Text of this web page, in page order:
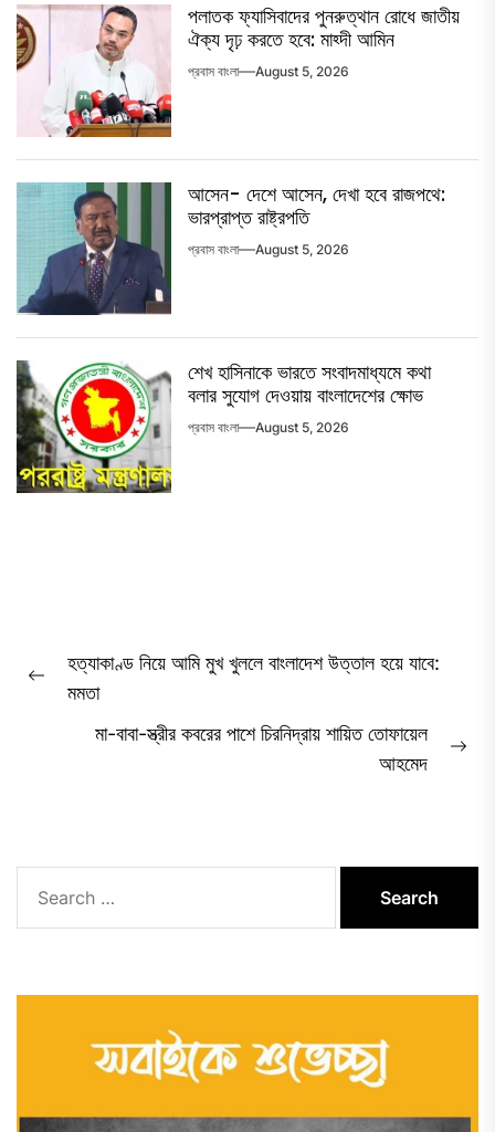
পলাতক ফ্যাসিবাদের পুনরুত্থান রোধে জাতীয়
ঐক্য দৃঢ় করতে হবে: মাহ্দী আমিন
প্রবাস বাংলা August 5, 2026
আসেন- দেশে আসেন, দেখা হবে রাজপথে:
ভারপ্রাপ্ত রাষ্ট্রপতি
প্রবাস বাংলা August 5, 2026
শেখ হাসিনাকে ভারতে সংবাদমাধ্যমে কথা
বলার সুযোগ দেওয়ায় বাংলাদেশের ক্ষোভ
প্রবাস বাংলা August 5, 2026
Post
navigation
Previous
হত্যাকাণ্ড নিয়ে আমি মুখ খুললে বাংলাদেশ উত্তাল হয়ে যাবে:
মমতা
মা-বাবা-স্ত্রীর কবরের পাশে চিরনিদ্রায় শায়িত তোফায়েল
আহমেদ
for: